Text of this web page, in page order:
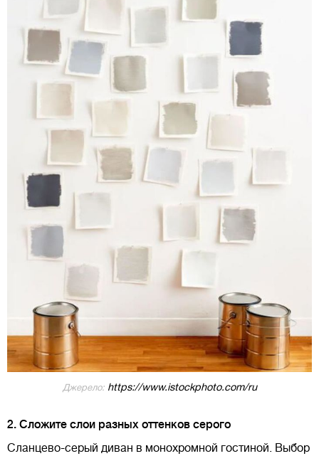
Джерело:https://www.istockphoto.com/ru
2. Сложите слои разных оттенков серого
Сланцево-серый диван в монохромной гостиной. Выбор